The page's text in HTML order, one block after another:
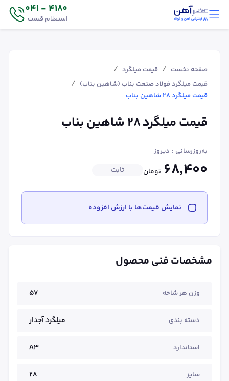
4180 - 041
استعلام قیمت
صفحه نخست / قیمت میلگرد /
قیمت میلگرد فولاد صنعت بناب (شاهین بناب) /
قیمت میلگرد ۲۸ شاهین بناب
قیمت میلگرد ۲۸ شاهین بناب
به‌روزرسانی : دیروز
۶۸٬۴۰۰ تومان ثابت
نمایش قیمت‌ها با ارزش افزوده
مشخصات فنی محصول
وزن هر شاخه 57
دسته بندی میلگرد آجدار
استاندارد A3
سایز 28